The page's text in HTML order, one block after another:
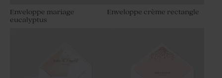
Enveloppe mariage
eucalyptus
Enveloppe crème rectangle